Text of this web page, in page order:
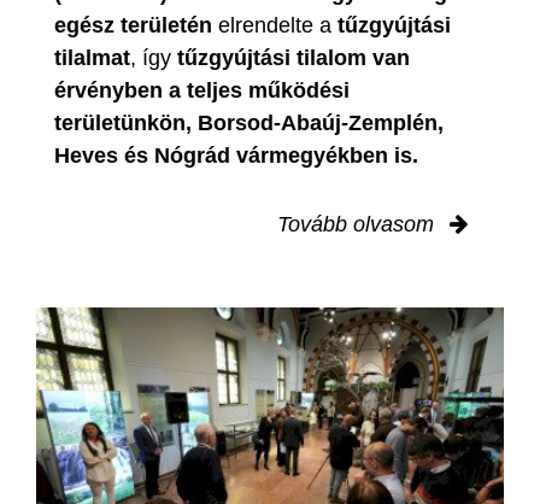
egész területén elrendelte a tűzgyújtási
tilalmat, így tűzgyújtási tilalom van
érvényben a teljes működési
területünkön, Borsod-Abaúj-Zemplén,
Heves és Nógrád vármegyékben is.
Tovább olvasom